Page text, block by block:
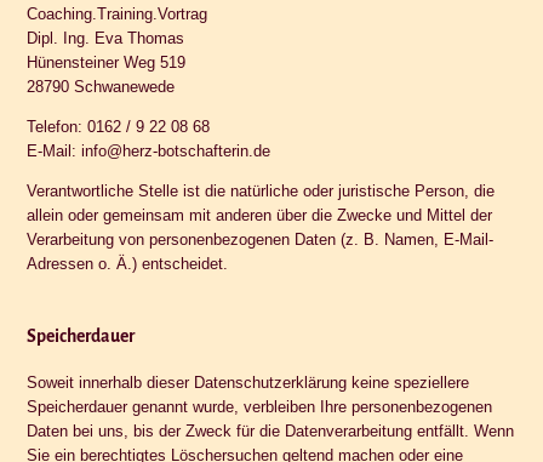
Coaching.Training.Vortrag
Dipl. Ing. Eva Thomas
Hünensteiner Weg 519
28790 Schwanewede
Telefon: 0162 / 9 22 08 68
E-Mail:info@herz-botschafterin.de
Verantwortliche Stelle ist die natürliche oder juristische Person, die
allein oder gemeinsam mit anderen über die Zwecke und Mittel der
Verarbeitung von personenbezogenen Daten (z. B. Namen, E-Mail-
Adressen o. Ä.) entscheidet.
Speicherdauer
Soweit innerhalb dieser Datenschutzerklärung keine speziellere
Speicherdauer genannt wurde, verbleiben Ihre personenbezogenen
Daten bei uns, bis der Zweck für die Datenverarbeitung entfällt. Wenn
Sie ein berechtigtes Löschersuchen geltend machen oder eine